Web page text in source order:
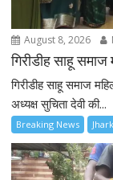
August 8, 2026
गिरीडीह साहू समाज
गिरीडीह साहू समाज
अध्यक्ष सुचिता देवी की...
Breaking News